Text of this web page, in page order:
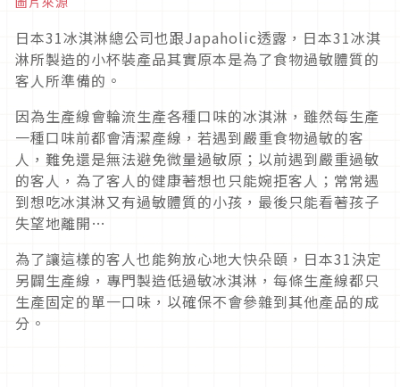
日本31冰淇淋總公司也跟Japaholic透露，日本31冰淇
淋所製造的小杯裝產品其實原本是為了食物過敏體質的
客人所準備的。
因為生產線會輪流生產各種口味的冰淇淋，雖然每生產
一種口味前都會清潔產線，若遇到嚴重食物過敏的客
人，難免還是無法避免微量過敏原；以前遇到嚴重過敏
的客人，為了客人的健康著想也只能婉拒客人；常常遇
到想吃冰淇淋又有過敏體質的小孩，最後只能看著孩子
失望地離開…
為了讓這樣的客人也能夠放心地大快朵頤，日本31決定
另闢生產線，專門製造低過敏冰淇淋，每條生產線都只
生產固定的單一口味，以確保不會參雜到其他產品的成
分。